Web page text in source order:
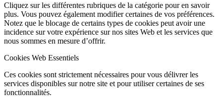
Cliquez sur les différentes rubriques de la catégorie pour en savoir
plus. Vous pouvez également modifier certaines de vos préférences.
Notez que le blocage de certains types de cookies peut avoir une
incidence sur votre expérience sur nos sites Web et les services que
nous sommes en mesure d’offrir.
Cookies Web Essentiels
Ces cookies sont strictement nécessaires pour vous délivrer les
services disponibles sur notre site et pour utiliser certaines de ses
fonctionnalités.